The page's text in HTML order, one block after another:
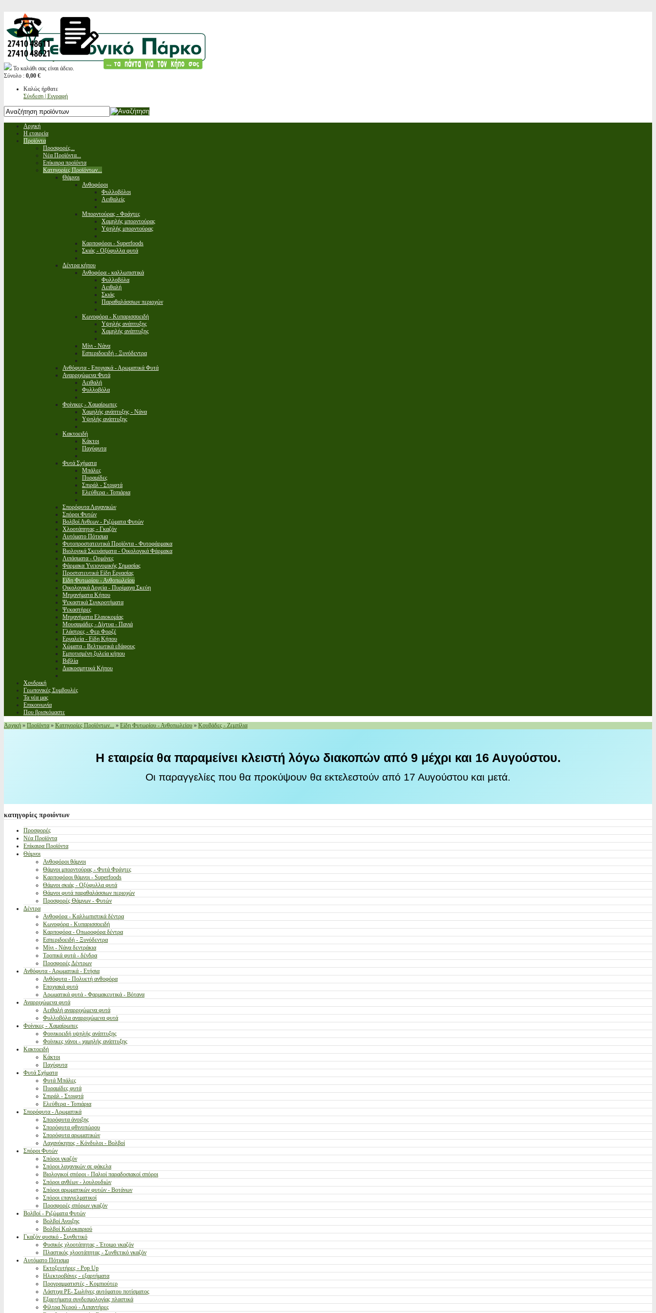
Το καλάθι σας είναι άδειο.
Σύνολο : 0,00 €
Καλώς ήρθατε
Σύνδεση | Εγγραφή
Αρχική
Η εταιρεία
Προϊόντα
Προσφορές...
Νέα Προϊόντα...
Επίκαιρα προϊόντα
Κατηγορίες Προϊόντων...
Θάμνοι
Ανθοφόροι
Φυλλοβόλοι
Αειθαλείς
Μπορντούρας - Φράχτες
Χαμηλής μπορντούρας
Υψηλής μπορντούρας
Καρποφόροι - Superfoods
Σκιάς - Οξύφυλλα φυτά
Δέντρα κήπου
Ανθοφόρα - καλλωπιστικά
Φυλλοβόλα
Αειθαλή
Σκιάς
Παραθαλάσσιων περιοχών
Κωνοφόρα - Κυπαρισσοειδή
Υψηλής ανάπτυξης
Χαμηλής ανάπτυξης
Μίνι - Νάνα
Εσπεριδοειδή - Ξυνόδεντρα
Ανθόφυτα - Εποχιακά - Αρωματικά Φυτά
Αναρριχώμενα Φυτά
Αειθαλή
Φυλλοβόλα
Φοίνικες - Χαμαίρωπες
Χαμηλής ανάπτυξης - Νάνα
Υψηλής ανάπτυξης
Κακτοειδή
Κάκτοι
Παχύφυτα
Φυτά Σχήματα
Μπάλες
Πυραμίδες
Σπιράλ - Στριφτά
Ελεύθερα - Τοπιάρια
Σπορόφυτα Λαχανικών
Σπόροι Φυτών
Βολβοί Ανθεων - Ριζώματα Φυτών
Χλοοτάπητας - Γκαζόν
Αυτόματο Πότισμα
Φυτοπροστατευτικά Προϊόντα - Φυτοφάρμακα
Βιολογικά Σκευάσματα - Οικολογικά Φάρμακα
Λιπάσματα - Ορμόνες
Φάρμακα Υγειονομικής Σημασίας
Προστατευτικά Είδη Εργασίας
Είδη Φυτωρίου - Ανθοπωλείου
Οικολογικά Δοχεία - Πυρίμαχα Σκεύη
Μηχανήματα Κήπου
Ψεκαστικά Συγκροτήματα
Ψεκαστήρες
Μηχανήματα Ελαιοκομίας
Μουσαμάδες - Δίχτυα - Πανιά
Γλάστρες - Φερ Φορζέ
Εργαλεία - Είδη Κήπου
Χώματα - Βελτιωτικά εδάφους
Εμποτισμένη ξυλεία κήπου
Βιβλία
Διακοσμητικά Κήπου
Χονδρική
Γεωπονικές Συμβουλές
Τα νέα μας
Επικοινωνία
Που βρισκόμαστε
Αρχική » Προϊόντα » Κατηγορίες Προϊόντων... » Είδη Φυτωρίου - Ανθοπωλείου » Κουβάδες - Ζεμπίλια
Η εταιρεία θα παραμείνει κλειστή λόγω διακοπών από 9 μέχρι και 16 Αυγούστου.
Οι παραγγελίες που θα προκύψουν θα εκτελεστούν από 17 Αυγούστου και μετά.
κατηγορίες προιόντων
Προσφορές
Νέα Προϊόντα
Επίκαιρα Προϊόντα
Θάμνοι
Ανθοφόροι θάμνοι
Θάμνοι μπορντούρας - Φυτά Φράχτες
Καρποφόροι θάμνοι - Superfoods
Θάμνοι σκιάς - Οξύφυλλα φυτά
Θάμνοι φυτά παραθαλάσσιων περιοχών
Προσφορές Θάμνων - Φυτών
Δέντρα
Ανθοφόρα - Καλλωπιστικά δέντρα
Κωνοφόρα - Κυπαρισσοειδή
Καρποφόρα - Οπωροφόρα δέντρα
Εσπεριδοειδή - Ξυνόδεντρα
Μίνι - Νάνα δεντράκια
Τροπικά φυτά - δένδρα
Προσφορές Δέντρων
Ανθόφυτα - Αρωματικά - Ετήσια
Ανθόφυτα - Πολυετή ανθοφόρα
Εποχιακά φυτά
Αρωματικά φυτά - Φαρμακευτικά - Βότανα
Αναρριχώμενα φυτά
Αειθαλή αναρριχώμενα φυτά
Φυλλοβόλα αναρριχώμενα φυτά
Φοίνικες - Χαμαίρωπες
Φοινικοειδή υψηλής ανάπτυξης
Φοίνικες νάνοι - χαμηλής ανάπτυξης
Κακτοειδή
Κάκτοι
Παχύφυτα
Φυτά Σχήματα
Φυτά Μπάλες
Πυραμίδες φυτά
Σπιράλ - Στριφτά
Ελεύθερα - Τοπιάρια
Σπορόφυτα - Αρωματικά
Σπορόφυτα άνοιξης
Σπορόφυτα φθινοπώρου
Σπορόφυτα αρωματικών
Λαχανόκηπος - Κόνδυλοι - Βολβοί
Σπόροι Φυτών
Σπόροι γκαζόν
Σπόροι λαχανικών σε φάκελα
Βιολογικοί σπόροι - Παλιοί παραδοσιακοί σπόροι
Σπόροι ανθέων - λουλουδιών
Σπόροι αρωματικών φυτών - Βοτάνων
Σπόροι επαγγελματικοί
Προσφορές σπόρων γκαζόν
Βολβοί - Ριζώματα Φυτών
Βολβοί Ανοιξης
Βολβοί Καλοκαιριού
Γκαζόν φυσικό - Συνθετικό
Φυσικός χλοοτάπητας - Έτοιμο γκαζόν
Πλαστικός χλοοτάπητας - Συνθετικό γκαζόν
Αυτόματο Πότισμα
Εκτοξευτήρες - Pop Up
Ηλεκτροβάνες - εξαρτήματα
Προγραμματιστές - Κομπιούτερ
Λάστιχα PE- Σωλήνες αυτόματου ποτίσματος
Εξαρτήματα συνδεσμολογίας πλαστικά
Φίλτρα Νερού - Λιπαντήρες